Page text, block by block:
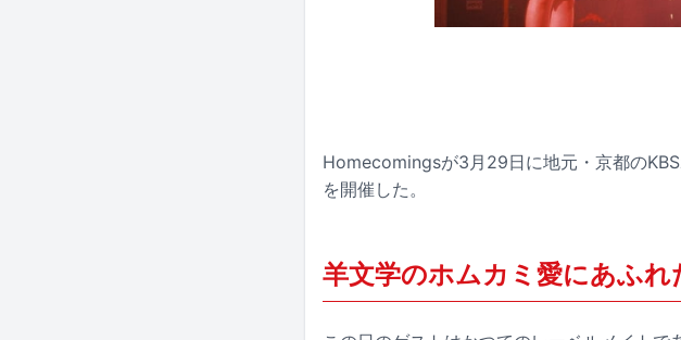
Homecomingsが3月29日に地元・京都の
を開催した。
羊文学のホムカミ愛にあふ